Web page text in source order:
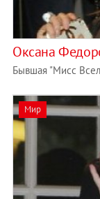
Оксана
Бывшая "Мисс
Мир